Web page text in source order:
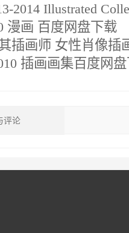
漫画 百度网盘下载
插画画集百度网
评论